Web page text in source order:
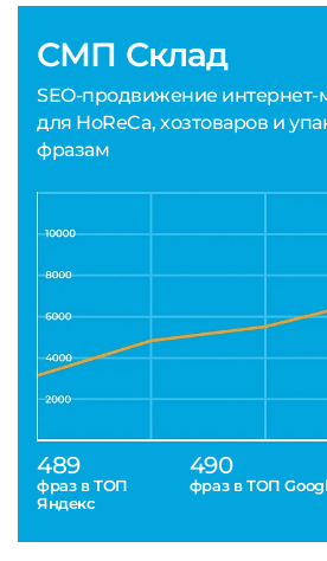
СМП Склад
SEO-продвижение интернет-
для HoReCa, хозтоваров и
фразам
489
фраз в ТОП
Яндекс
490
фраз в ТОП